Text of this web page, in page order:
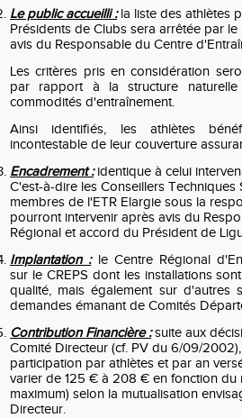
Le public accueilli :la liste des athlètes
Présidents de Clubs sera arrêtée par
avis du Responsable du Centre
Les critères pris en considération
par rapport à la structure
commodités d'entraînement.
Ainsi identifiés, les athlètes
incontestable de leur couverture
Encadrement :identique à celui
C'est-à-dire les Conseillers Techniques
membres de l'ETR Elargie sous la
pourront intervenir après avis du
Régional et accord du Président de
Implantation :le Centre Régional
sur le CREPS dont les installations
qualité, mais également sur d'autres
demandes émanant de Comités
Contribution Financière :suite aux
Comité Directeur (cf. PV du 6/09/
participation par athlètes et par an
varier de 125 € à 208 € en fonction du
maximum) selon la mutualisation
Directeur.